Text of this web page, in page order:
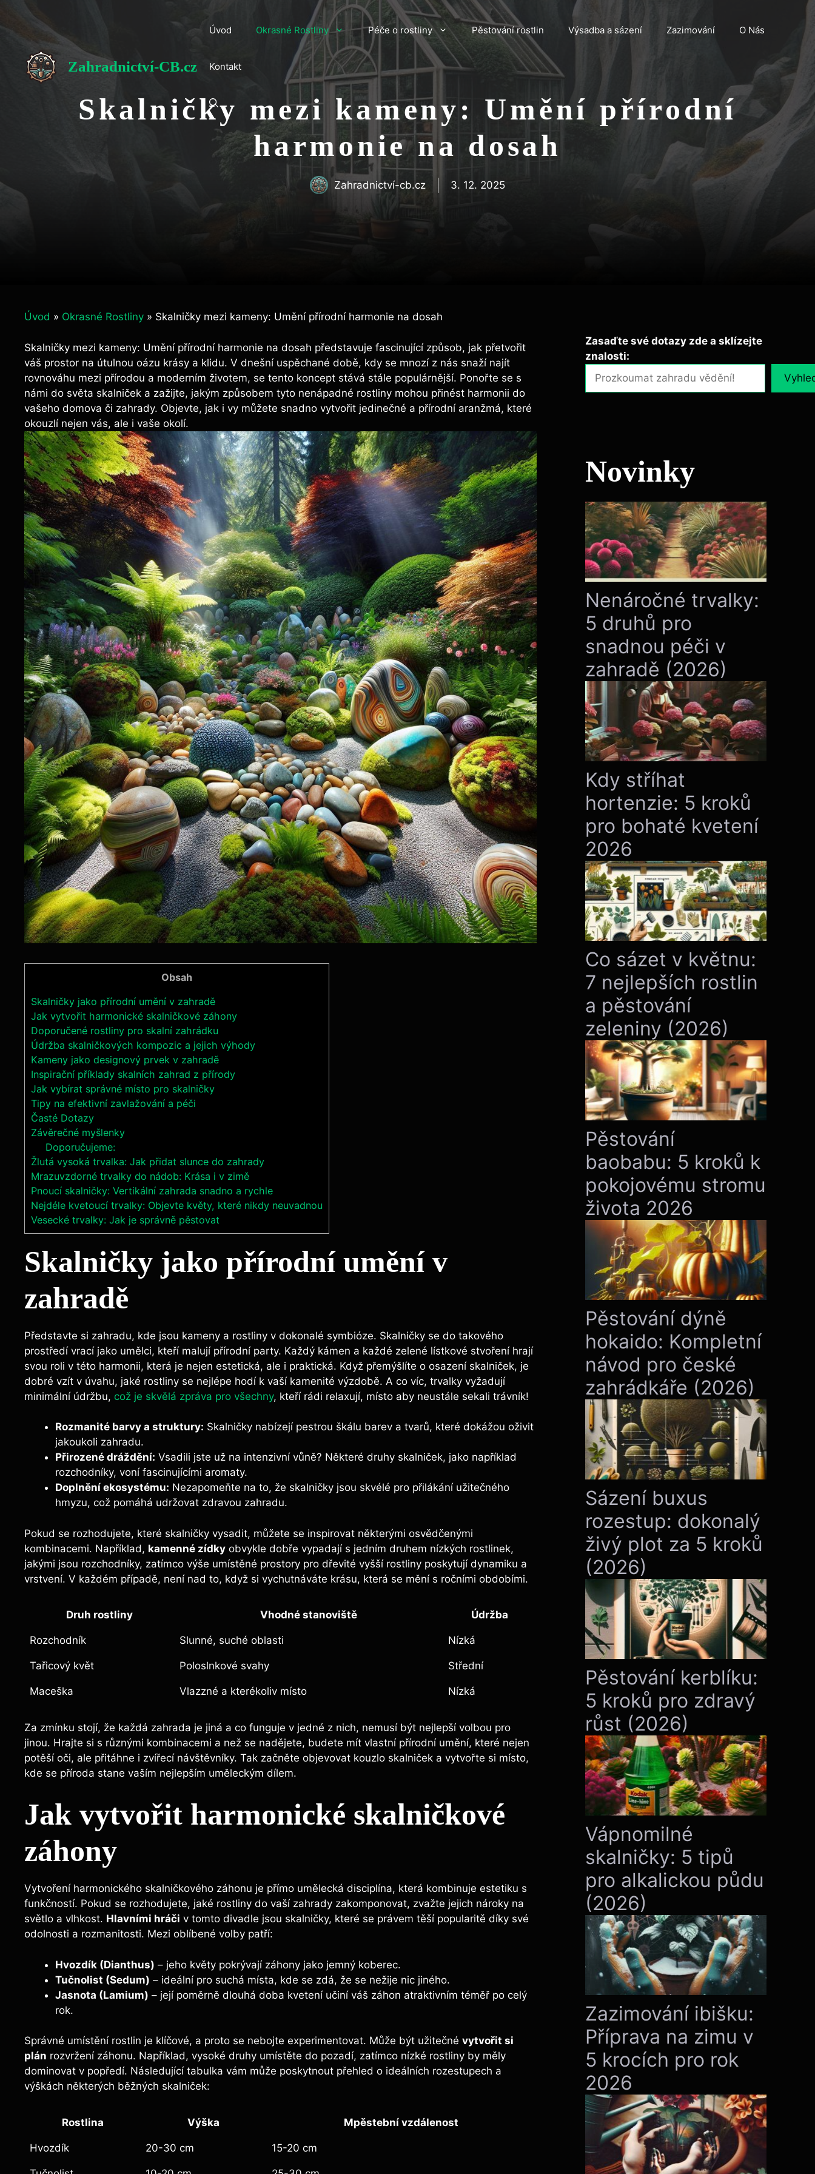
Zahradnictví-CB.cz
Úvod Okrasné Rostliny Péče o rostliny Pěstování rostlin Výsadba a sázení Zazimování O Nás
Kontakt
Skalničky mezi kameny: Umění přírodní
harmonie na dosah
Zahradnictví-cb.cz 3. 12. 2025
Úvod » Okrasné Rostliny » Skalničky mezi kameny: Umění přírodní harmonie na dosah
Skalničky mezi kameny: Umění přírodní harmonie na dosah představuje fascinující způsob, jak přetvořit
váš prostor na útulnou oázu krásy a klidu. V dnešní uspěchané době, kdy se mnozí z nás snaží najít
rovnováhu mezi přírodou a moderním životem, se tento koncept stává stále populárnější. Ponořte se s
námi do světa skalniček a zažijte, jakým způsobem tyto nenápadné rostliny mohou přinést harmonii do
vašeho domova či zahrady. Objevte, jak i vy můžete snadno vytvořit jedinečné a přírodní aranžmá, které
okouzlí nejen vás, ale i vaše okolí.
Obsah
Skalničky jako přírodní umění v zahradě
Jak vytvořit harmonické skalničkové záhony
Doporučené rostliny pro skalní zahrádku
Údržba skalničkových kompozic a jejich výhody
Kameny jako designový prvek v zahradě
Inspirační příklady skalních zahrad z přírody
Jak vybírat správné místo pro skalničky
Tipy na efektivní zavlažování a péči
Časté Dotazy
Závěrečné myšlenky
Doporučujeme:
Žlutá vysoká trvalka: Jak přidat slunce do zahrady
Mrazuvzdorné trvalky do nádob: Krása i v zimě
Pnoucí skalničky: Vertikální zahrada snadno a rychle
Nejdéle kvetoucí trvalky: Objevte květy, které nikdy neuvadnou
Vesecké trvalky: Jak je správně pěstovat
Skalničky jako přírodní umění v
zahradě
Představte si zahradu, kde jsou kameny a rostliny v dokonalé symbióze. Skalničky se do takového
prostředí vrací jako umělci, kteří malují přírodní party. Každý kámen a každé zelené lístkové stvoření hrají
svou roli v této harmonii, která je nejen estetická, ale i praktická. Když přemýšlíte o osazení skalniček, je
dobré vzít v úvahu, jaké rostliny se nejlépe hodí k vaší kamenité výzdobě. A co víc, trvalky vyžadují
minimální údržbu, což je skvělá zpráva pro všechny, kteří rádi relaxují, místo aby neustále sekali trávník!
Rozmanité barvy a struktury: Skalničky nabízejí pestrou škálu barev a tvarů, které dokážou oživit
jakoukoli zahradu.
Přirozené dráždění: Vsadili jste už na intenzivní vůně? Některé druhy skalniček, jako například
rozchodníky, voní fascinujícími aromaty.
Doplnění ekosystému: Nezapomeňte na to, že skalničky jsou skvélé pro přilákání užitečného
hmyzu, což pomáhá udržovat zdravou zahradu.
Pokud se rozhodujete, které skalničky vysadit, můžete se inspirovat některými osvědčenými
kombinacemi. Například, kamenné zídky obvykle dobře vypadají s jedním druhem nízkých rostlinek,
jakými jsou rozchodníky, zatímco výše umístěné prostory pro dřevité vyšší rostliny poskytují dynamiku a
vrstvení. V každém případě, není nad to, když si vychutnáváte krásu, která se mění s ročními obdobími.
Druh rostliny Vhodné stanoviště Údržba
Rozchodník Slunné, suché oblasti Nízká
Tařicový květ Poloslnkové svahy Střední
Maceška Vlazzné a kterékoliv místo Nízká
Za zmínku stojí, že každá zahrada je jiná a co funguje v jedné z nich, nemusí být nejlepší volbou pro
jinou. Hrajte si s různými kombinacemi a než se nadějete, budete mít vlastní přírodní umění, které nejen
potěší oči, ale přitáhne i zvířecí návštěvníky. Tak začněte objevovat kouzlo skalniček a vytvořte si místo,
kde se příroda stane vaším nejlepším uměleckým dílem.
Jak vytvořit harmonické skalničkové
záhony
Vytvoření harmonického skalničkového záhonu je přímo umělecká disciplína, která kombinuje estetiku s
funkčností. Pokud se rozhodujete, jaké rostliny do vaší zahrady zakomponovat, zvažte jejich nároky na
světlo a vlhkost. Hlavními hráči v tomto divadle jsou skalničky, které se právem těší popularitě díky své
odolnosti a rozmanitosti. Mezi oblíbené volby patří:
Hvozdík (Dianthus) – jeho květy pokrývají záhony jako jemný koberec.
Tučnolist (Sedum) – ideální pro suchá místa, kde se zdá, že se nežije nic jiného.
Jasnota (Lamium) – její poměrně dlouhá doba kvetení učiní váš záhon atraktivním téměř po celý
rok.
Správné umístění rostlin je klíčové, a proto se nebojte experimentovat. Může být užitečné vytvořit si
plán rozvržení záhonu. Například, vysoké druhy umístěte do pozadí, zatímco nízké rostliny by měly
dominovat v popředí. Následující tabulka vám může poskytnout přehled o ideálních rozestupech a
výškách některých běžných skalniček:
Rostlina Výška Mpěstební vzdálenost
Hvozdík 20-30 cm 15-20 cm
Zasaďte své dotazy zde a sklízejte
znalosti:
Novinky
Nenáročné trvalky:
5 druhů pro
snadnou péči v
zahradě (2026)
Kdy stříhat
hortenzie: 5 kroků
pro bohaté kvetení
2026
Co sázet v květnu:
7 nejlepších rostlin
a pěstování
zeleniny (2026)
Pěstování
baobabu: 5 kroků k
pokojovému stromu
života 2026
Pěstování dýně
hokaido: Kompletní
návod pro české
zahrádkáře (2026)
Sázení buxus
rozestup: dokonalý
živý plot za 5 kroků
(2026)
Pěstování kerblíku:
5 kroků pro zdravý
růst (2026)
Vápnomilné
skalničky: 5 tipů
pro alkalickou půdu
(2026)
Zazimování ibišku:
Příprava na zimu v
5 krocích pro rok
2026